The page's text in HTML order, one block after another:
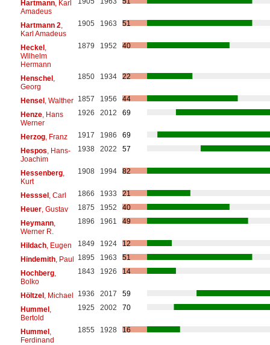
Hartmann, Karl
Amadeus
Hartmann 2
Karl Amadeus
1905 1963 51
Heckel,
Wilhelm
Hermann
1879 1952 40
Henschel,
Georg
1850 1934 22
Hensel, Walther 1857 1956
44
Henze, Hans
Werner
1926 2012 69
Herzog, Franz 1917 1986
69
Hespos , Hans-
Joachim
1938 2022 57
Hessenberg,
Kurt
1908 1994 82
Hesssel, Carl 1866 1933
21
Heuer, Gustav 1875 1952
40
Heymann,
Werner R.
1896 1961 49
Hildach, Eugen 1849 1924
12
Hindemith, Paul 1895 1963
51
Hochberg,
Bolko
1843 1926 14
Höltzel, Michael 1936 2017
59
Hummel,
Bertold
1925 2002 70
Hummel,
Ferdinand
1855 1928 16